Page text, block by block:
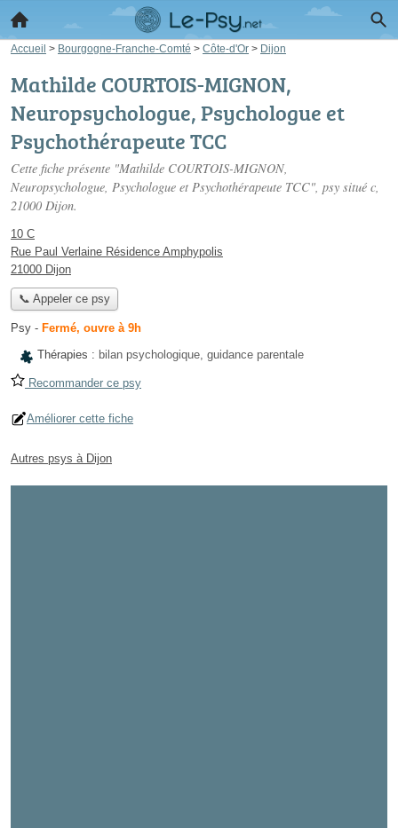
Accueil > Bourgogne-Franche-Comté > Côte-d'Or > Dijon
Mathilde COURTOIS-MIGNON,
Neuropsychologue, Psychologue et
Psychothérapeute TCC
Cette fiche présente "Mathilde COURTOIS-MIGNON,
Neuropsychologue, Psychologue et Psychothérapeute TCC", psy situé c,
21000 Dijon.
10 C
Rue Paul Verlaine Résidence Amphypolis
21000 Dijon
📞 Appeler ce psy
Psy - Fermé, ouvre à 9h
Thérapies : bilan psychologique, guidance parentale
Recommander ce psy
Améliorer cette fiche
Autres psys à Dijon